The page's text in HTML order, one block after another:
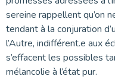
sereine rappellent qu’on
tendant à la conjuration
l’Autre, indifférent.e aux
s’effacent les possibles
mélancolie à l’état pur.